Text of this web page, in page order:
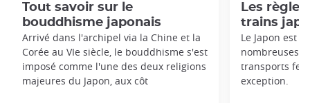
Tout savoir sur le
bouddhisme japonais
Arrivé dans l'archipel via la Chine et la
Corée au VIe siècle, le bouddhisme s'est
imposé comme l'une des deux religions
majeures du Japon, aux côt
Les
trains
Le Japon est
nombreuses
transports
exception.